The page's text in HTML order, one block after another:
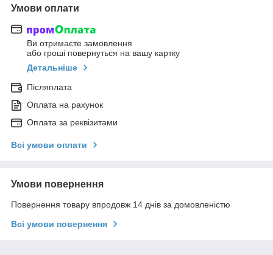
Умови оплати
Ви отримаєте замовлення
або гроші повернуться на вашу картку
Детальніше
Післяплата
Оплата на рахунок
Оплата за реквізитами
Всі умови оплати
Умови повернення
Повернення товару впродовж 14 днів за домовленістю
Всі умови повернення